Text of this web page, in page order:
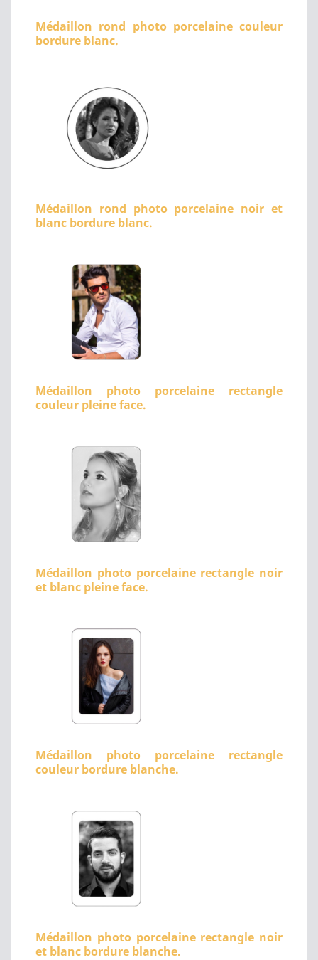
Médaillon rond photo porcelaine couleur
bordure blanc.
Médaillon rond photo porcelaine noir et
blanc bordure blanc.
Médaillon photo porcelaine rectangle
couleur pleine face.
Médaillon photo porcelaine rectangle noir
et blanc pleine face.
Médaillon photo porcelaine rectangle
couleur bordure blanche.
Médaillon photo porcelaine rectangle noir
et blanc bordure blanche.